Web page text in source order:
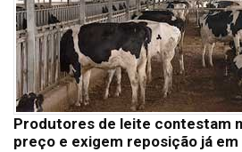
Produtores de leite contestam
preço e exigem reposição já